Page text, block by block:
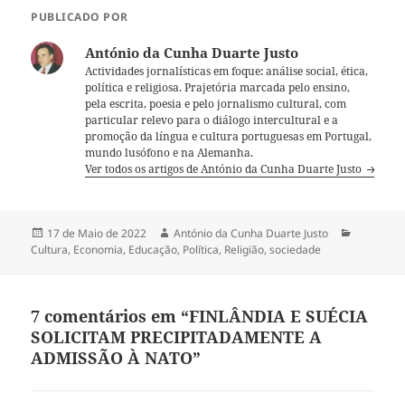
PUBLICADO POR
António da Cunha Duarte Justo
Actividades jornalísticas em foque: análise social, ética,
política e religiosa. Prajetória marcada pelo ensino,
pela escrita, poesia e pelo jornalismo cultural, com
particular relevo para o diálogo intercultural e a
promoção da língua e cultura portuguesas em Portugal,
mundo lusófono e na Alemanha.
Ver todos os artigos de António da Cunha Duarte Justo
Publicado
a
17 de Maio de 2022 Autor
António da Cunha Duarte Justo
Cultura, Economia, Educação, Política, Religião,sociedade
7 comentários em “FINLÂNDIA E SUÉCIA
SOLICITAM PRECIPITADAMENTE A
ADMISSÃO À NATO”